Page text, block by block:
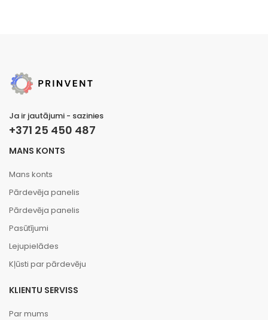
Ja ir jautājumi - sazinies
+371 25 450 487
MANS KONTS
Mans konts
Pārdevēja panelis
Pārdevēja panelis
Pasūtījumi
Lejupielādes
Kļūsti par pārdevēju
KLIENTU SERVISS
Par mums